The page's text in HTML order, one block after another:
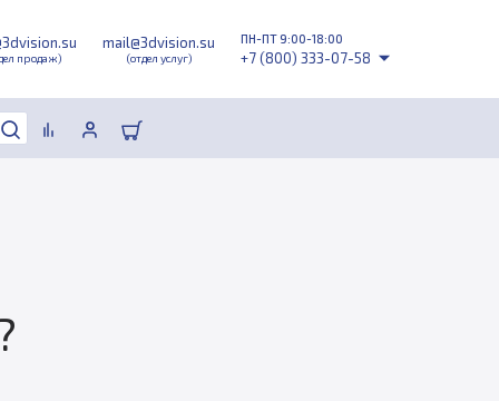
продаж)
mail@3dvision.su
(отдел услуг)
ПН-ПТ 9:00-18:00
+7 (800) 333-07-58